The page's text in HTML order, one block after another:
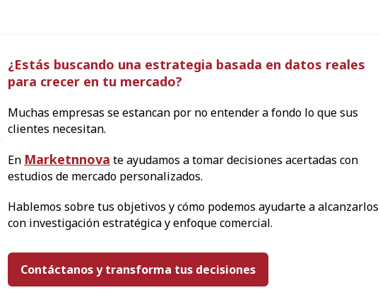
¿Estás buscando una estrategia basada en datos reales
para crecer en tu mercado?
Muchas empresas se estancan por no entender a fondo lo que sus
clientes necesitan.
En Marketnnova te ayudamos a tomar decisiones acertadas con
estudios de mercado personalizados.
Hablemos sobre tus objetivos y cómo podemos ayudarte a alcanzarlos
con investigación estratégica y enfoque comercial.
Contáctanos y transforma tus decisiones